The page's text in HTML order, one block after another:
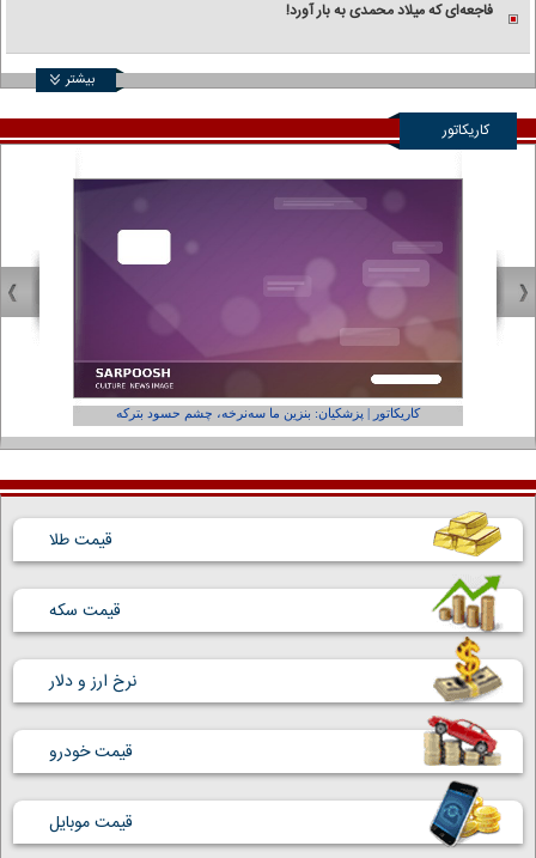
فاجعه‌ای که میلاد محمدی به بار آورد!
بیشتر
کاریکاتور
کاریکاتور | پزشکیان: بنزین ما سه‌نرخه، چشم حسود بترکه
قیمت طلا
قیمت سکه
نرخ ارز و دلار
قیمت خودرو
قیمت موبایل